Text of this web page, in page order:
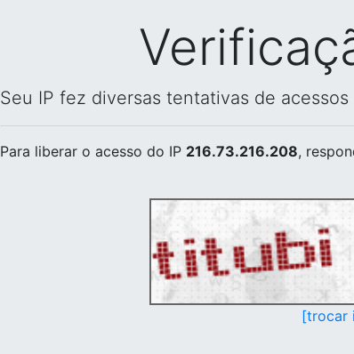
Seu IP fez diversas tentativas de
Para liberar o acesso do IP 216.73.216.208,
[trocar